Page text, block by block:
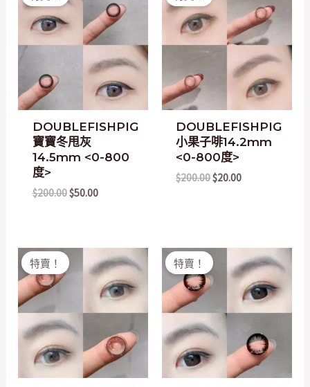
DOUBLEFISHPIG
寶寶冬甩灰
14.5mm <0-800
度>
$200.00
$200.00.
$50.00
is:
$50.00.
DOUBLEFISHPIG
小果子啡14.2mm
<0-800度>
$200.00
was:
$200.00.
$20.00
is:
$20.00.
特賣！
price
$200.00.
Current
price
is:
$50.00.
特賣！